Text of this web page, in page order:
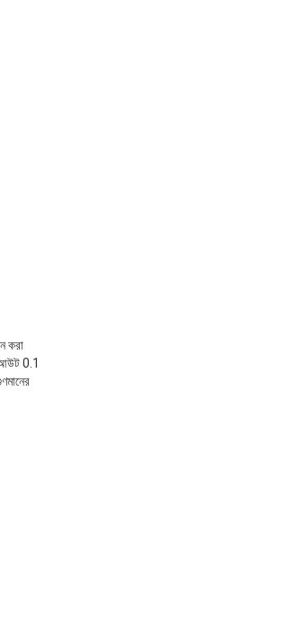
করা
0.1